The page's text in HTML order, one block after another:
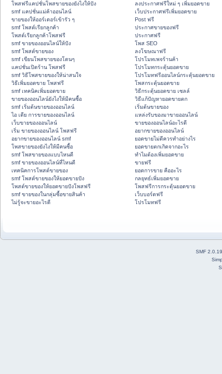
โพสฟรีแคปชั่นโพสขายของยังไงให้ปัง
smf แคปชั่นแม่ค้าออนไลน์
ขายของให้ออร์เดอร์เข้ารัว ๆ
smf โพสต์เรียกลูกค้า
โพสต์เรียกลูกค้าโพสฟรี
smf ขายของออนไลน์ให้ปัง
smf โพสต์ขายของ
smf เขียนโพสขายของโดนๆ
แคปชั่นเปิดร้าน โพสฟรี
smf วิธีโพสขายของให้น่าสนใจ
วิธีเพิ่มยอดขาย โพสฟรี
smf เทคนิคเพิ่มยอดขาย
ขายของออนไลน์ยังไงให้มีคนซื้อ
smf เริ่มต้นขายของออนไลน์
ไอ เดีย การขายของออนไลน์
เว็บขายของออนไลน์
เริ่ม ขายของออนไลน์ โพสฟรี
อยากขายของออนไลน์ smf
โพสขายของยังไงให้มีคนซื้อ
smf โพสขายของแบบไหนดี
smf ขายของออนไลน์ที่ไหนดี
เทคนิคการโพสต์ขายของ
smf โพสต์ขายของให้ยอดขายปัง
โพสต์ขายของให้ยอดขายปังโพสฟรี
smf ขายของในกลุ่มซื้อขายสินค้า
ไม่รู้จะขายอะไรดี
ลงประกาศฟรีใหม่ ๆ เพิ่มยอดขาย
เว็บประกาศฟรีเพิ่มยอดขาย
Post ฟรี
ประกาศขายของฟรี
ประกาศฟรี
โพส SEO
ลงโฆษณาฟรี
โปรโมทเพจร้านค้า
โปรโมทกระตุ้นยอดขาย
โปรโมทฟรีออนไลน์กระตุ้นยอดขาย
โพสกระตุ้นยอดขาย
วิธีกระตุ้นยอดขาย เซลล์
วิธีแก้ปัญหายอดขายตก
เริ่มต้นขายของ
แหล่งรับของมาขายออนไลน์
ขายของออนไลน์อะไรดี
อยากขายของออนไลน์
ยอดขายไม่ดีควรทำอย่างไร
ยอดขายตกเกิดจากอะไร
ทำไมต้องเพิ่มยอดขาย
ขายฟรี
ยอดการขาย คืออะไร
กลยุทธ์เพิ่มยอดขาย
โพสฟรีการกระตุ้นยอดขาย
เว็บบอร์ดฟรี
โปรโมทฟรี
SMF 2.0.19